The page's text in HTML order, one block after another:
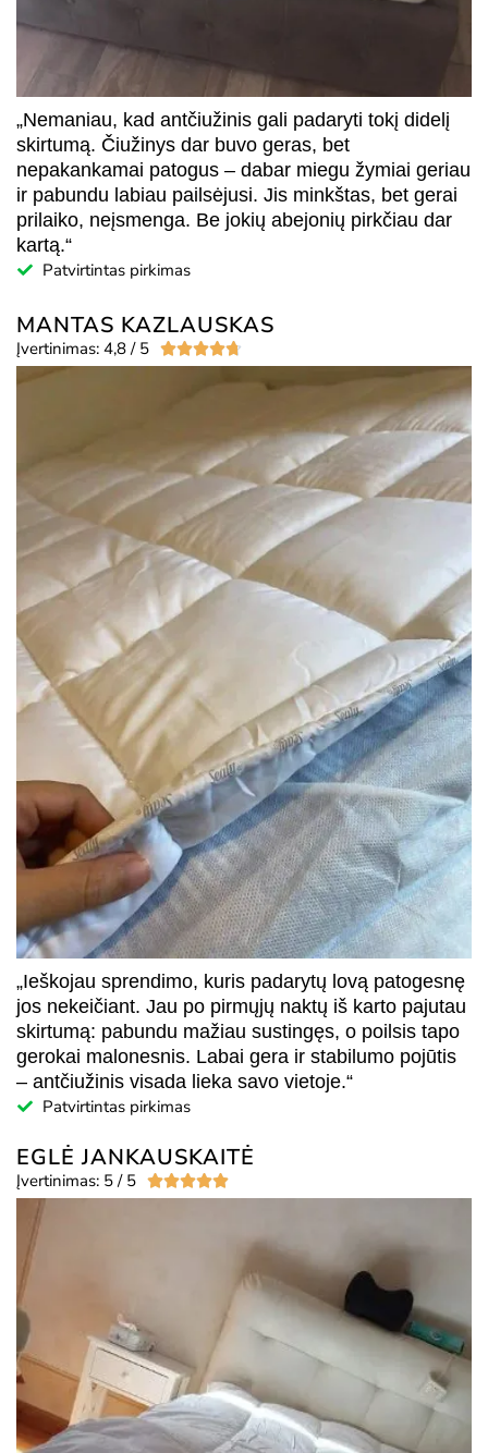
„Nemaniau, kad antčiužinis gali padaryti tokį didelį
skirtumą. Čiužinys dar buvo geras, bet
nepakankamai patogus – dabar miegu žymiai geriau
ir pabundu labiau pailsėjusi. Jis minkštas, bet gerai
prilaiko, neįsmenga. Be jokių abejonių pirkčiau dar
kartą.“
Patvirtintas pirkimas
MANTAS KAZLAUSKAS
Įvertinimas: 4,8 / 5 
„Ieškojau sprendimo, kuris padarytų lovą patogesnę
jos nekeičiant. Jau po pirmųjų naktų iš karto pajutau
skirtumą: pabundu mažiau sustingęs, o poilsis tapo
gerokai malonesnis. Labai gera ir stabilumo pojūtis
– antčiužinis visada lieka savo vietoje.“
Patvirtintas pirkimas
EGLĖ JANKAUSKAITĖ
Įvertinimas: 5 / 5 